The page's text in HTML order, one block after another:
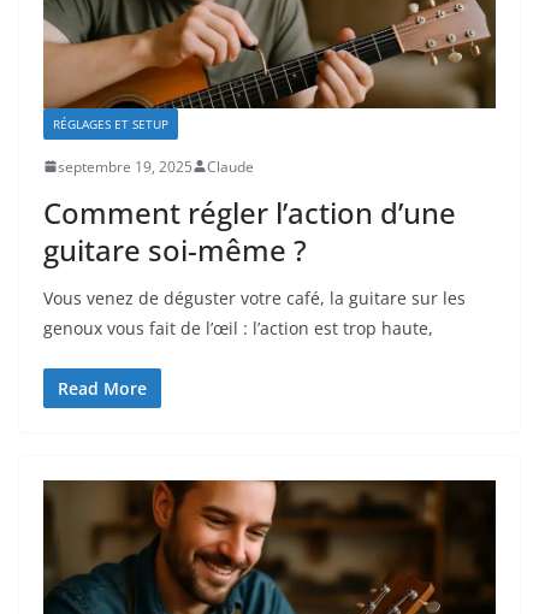
RÉGLAGES ET SETUP
septembre 19, 2025 Claude
Comment régler l’action d’une
guitare soi-même ?
Vous venez de déguster votre café, la guitare sur les
genoux vous fait de l’œil : l’action est trop haute,
Read More